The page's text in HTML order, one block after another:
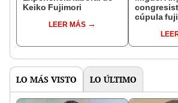
Keiko Fujimori
LEER MÁS
cúpula
del
LO MÁS VISTO LO ÚLTIMO